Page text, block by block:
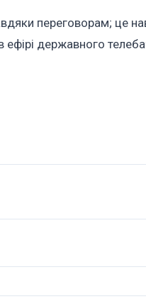
переговорам; це
державного